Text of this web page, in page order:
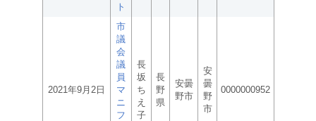
ト
2021年9月2日
市
議
会
議
員
マ
ニ
フ
長
坂
ち
え
子
長
野
県
安曇
野市
安
曇
野
市
0000000952